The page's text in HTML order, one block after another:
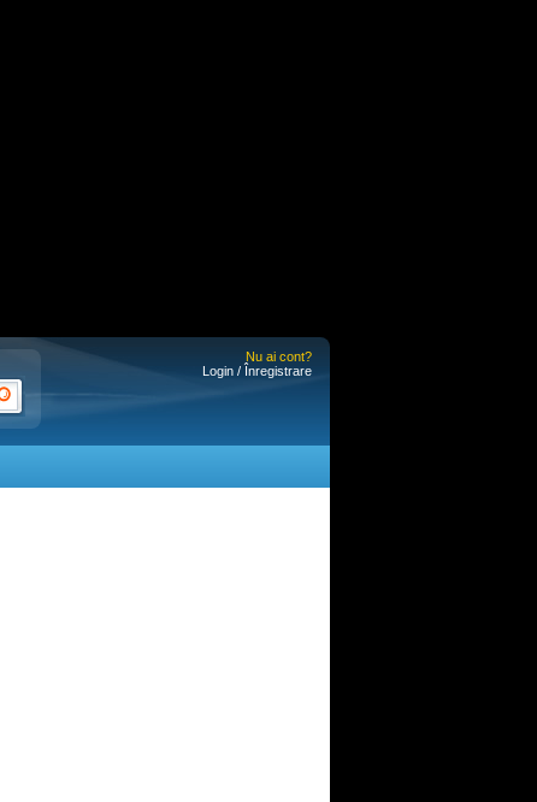
Nu ai cont?
Login / Înregistrare